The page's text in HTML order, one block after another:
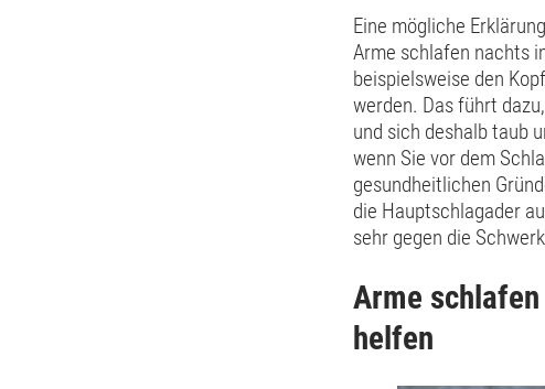
Eine mögliche
Arme schlafen nachts
beispielsweise den
werden. Das führt
und sich deshalb taub
wenn Sie vor dem
gesundheitlichen
die Hauptschlagader
sehr gegen die
Arme
helfen